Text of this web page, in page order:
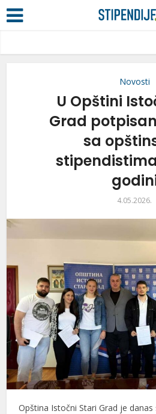
Novosti
U Opštini
Grad
sa
4.05.2026.
Opština Istočni Stari Grad je